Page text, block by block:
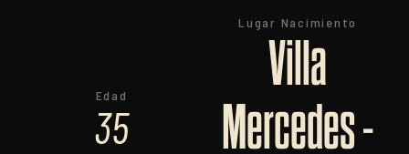
Edad
35
Lugar Nacimiento
Villa
Mercedes -